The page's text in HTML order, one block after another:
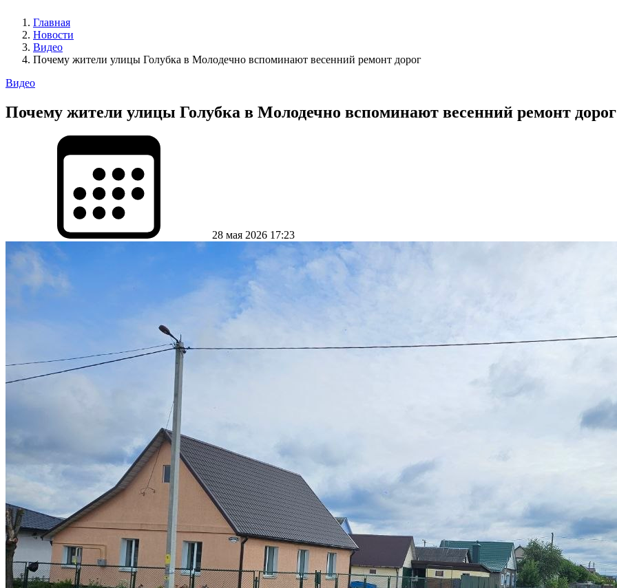
Главная
Новости
Видео
Почему жители улицы Голубка в Молодечно вспоминают весенний ремонт дорог
Видео
Почему жители улицы Голубка в Молодечно вспоминают весенний ремонт дорог
28 мая 2026 17:23